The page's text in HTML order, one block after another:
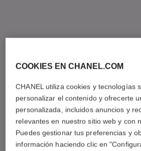
COOKIES EN CHANEL.COM
CHANEL utiliza cookies y tecnologías
personalizar el contenido y ofrecerte
personalizada, incluidos anuncios y
relevantes en nuestro sitio web y con
Puedes gestionar tus preferencias y
información haciendo clic en